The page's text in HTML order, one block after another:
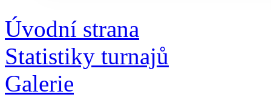
Úvodní strana
Statistiky turnajů
Galerie